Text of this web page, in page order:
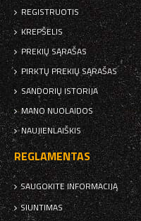
REGISTRUOTIS
KREPŠELIS
PREKIŲ SĄRAŠAS
PIRKTŲ PREKIŲ SĄRAŠAS
SANDORIŲ ISTORIJA
MANO NUOLAIDOS
NAUJIENLAIŠKIS
REGLAMENTAS
SAUGOKITE INFORMACIJĄ
SIUNTIMAS